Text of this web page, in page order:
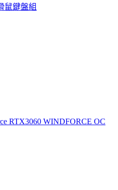
鼠鍵盤組
RTX3060 WINDFORCE OC